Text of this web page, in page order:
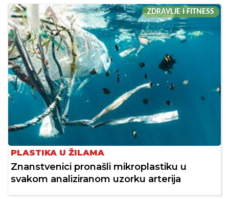
ZDRAVLJE I FITNESS
PLASTIKA U ŽILAMA
Znanstvenici pronašli mikroplastiku u
svakom analiziranom uzorku arterija